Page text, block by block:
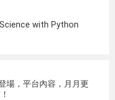
with Python
場，平台內容，月月更